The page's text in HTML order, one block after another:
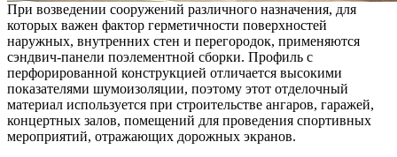
При возведении сооружений различного назначения, для
которых важен фактор герметичности поверхностей
наружных, внутренних стен и перегородок, применяются
сэндвич-панели поэлементной сборки. Профиль с
перфорированной конструкцией отличается высокими
показателями шумоизоляции, поэтому этот отделочный
материал используется при строительстве ангаров, гаражей,
концертных залов, помещений для проведения спортивных
мероприятий, отражающих дорожных экранов.